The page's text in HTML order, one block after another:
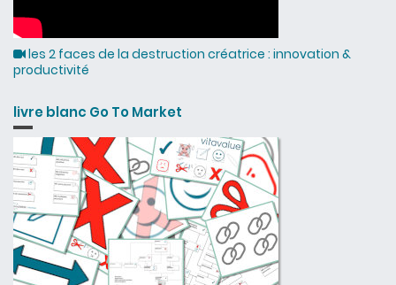
les 2 faces de la destruction créatrice : innovation &
productivité
livre blanc Go To Market